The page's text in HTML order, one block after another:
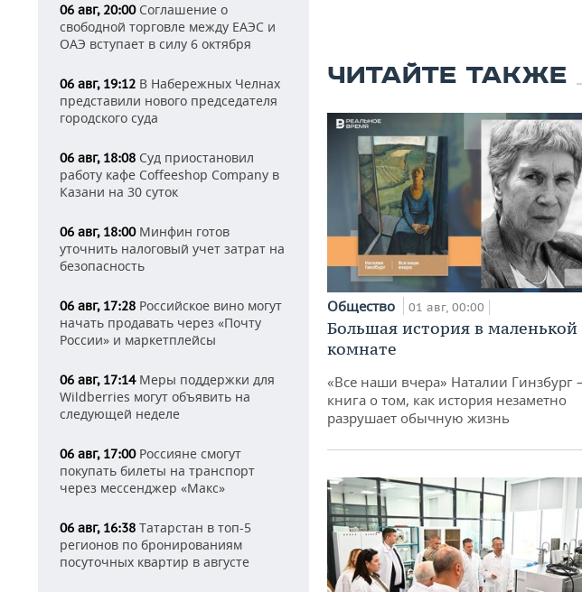
06 авг, 20:00Соглашение о
свободной торговле между ЕАЭС и
ОАЭ вступает в силу 6 октября
06 авг, 19:12 В Набережных Челнах
представили нового председателя
городского суда
06 авг, 18:08 Суд приостановил
работу кафе Coffeeshop Company в
Казани на 30 суток
06 авг, 18:00Минфин готов
уточнить налоговый учет затрат на
безопасность
06 авг, 17:28 Российское вино могут
начать продавать через «Почту
России» и маркетплейсы
06 авг, 17:14Меры поддержки для
Wildberries могут объявить на
следующей неделе
06 авг, 17:00Россияне смогут
покупать билеты на транспорт
через мессенджер «Макс»
06 авг, 16:38 Татарстан в топ-5
регионов по бронированиям
посуточных квартир в августе
ЧИТАЙТЕ ТАКЖЕ
Общество 01 авг, 00:00
Большая история в маленькой
комнате
«Все наши вчера» Наталии Гинзбург
книга о том, как история незаметно
разрушает обычную жизнь